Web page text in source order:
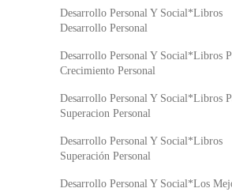
Desarrollo Personal Y Social*Libros
Desarrollo Personal
Desarrollo Personal Y Social*Libros
Crecimiento Personal
Desarrollo Personal Y Social*Libros
Superacion Personal
Desarrollo Personal Y Social*Libros
Superación Personal
Desarrollo Personal Y Social*Los